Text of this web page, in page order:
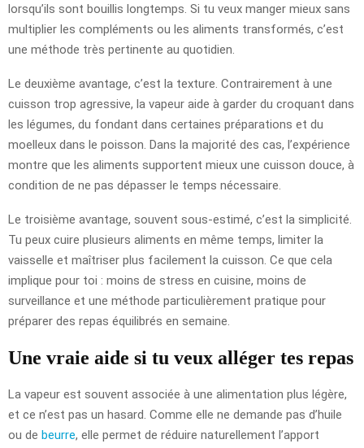
lorsqu’ils sont bouillis longtemps. Si tu veux manger mieux sans
multiplier les compléments ou les aliments transformés, c’est
une méthode très pertinente au quotidien.
Le deuxième avantage, c’est la texture. Contrairement à une
cuisson trop agressive, la vapeur aide à garder du croquant dans
les légumes, du fondant dans certaines préparations et du
moelleux dans le poisson. Dans la majorité des cas, l’expérience
montre que les aliments supportent mieux une cuisson douce, à
condition de ne pas dépasser le temps nécessaire.
Le troisième avantage, souvent sous-estimé, c’est la simplicité.
Tu peux cuire plusieurs aliments en même temps, limiter la
vaisselle et maîtriser plus facilement la cuisson. Ce que cela
implique pour toi : moins de stress en cuisine, moins de
surveillance et une méthode particulièrement pratique pour
préparer des repas équilibrés en semaine.
Une vraie aide si tu veux alléger tes repas
La vapeur est souvent associée à une alimentation plus légère,
et ce n’est pas un hasard. Comme elle ne demande pas d’huile
ou de beurre, elle permet de réduire naturellement l’apport